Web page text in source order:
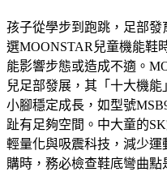
孩子從學步到跑跳，足部
選MOONSTAR兒童機能鞋
能影響步態或造成不適。
兒足部發展，其「十大機
小腳穩定成長，如型號
趾有足夠空間。中大童的
輕量化與吸震科技，減少
購時，務必檢查鞋底彎曲